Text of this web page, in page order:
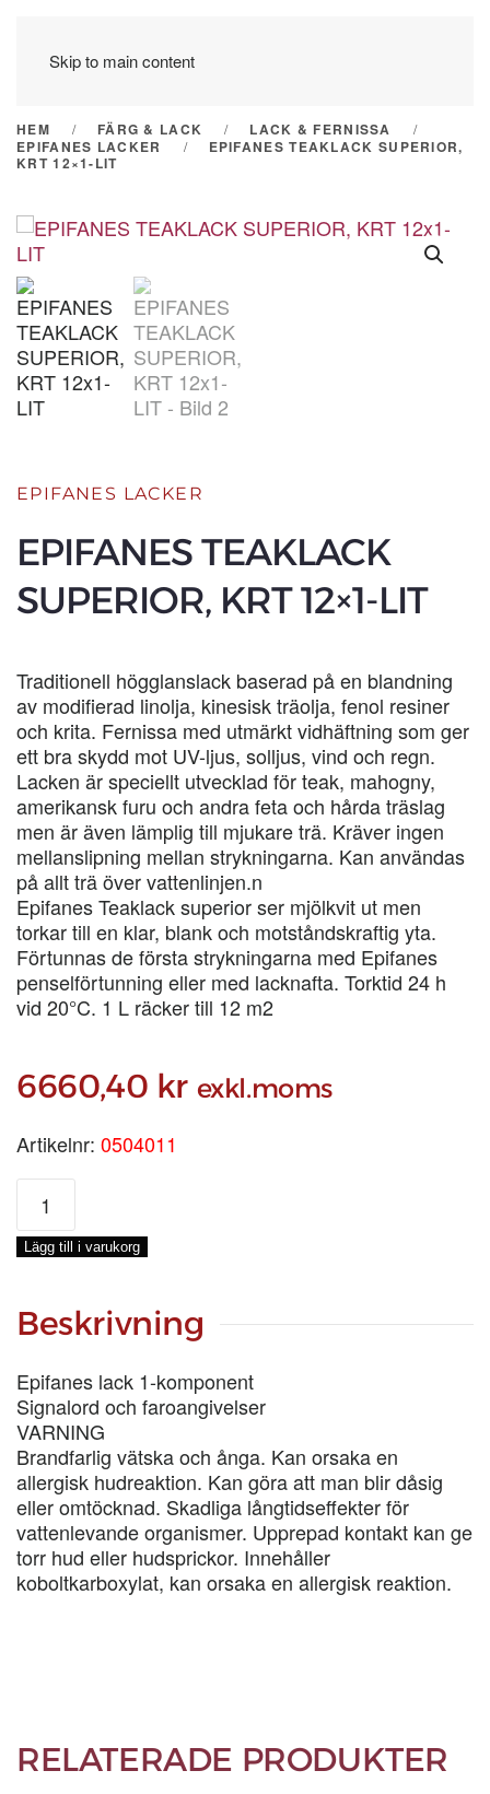
Skip to main content
HEM FÄRG & LACK
LACK & FERNISSA
EPIFANES LACKER
EPIFANES TEAKLACK SUPERIOR,
KRT 12×1-LIT
EPIFANES LACKER
EPIFANES TEAKLACK
SUPERIOR, KRT 12×1-LIT
Traditionell högglanslack baserad på en blandning
av modifierad linolja, kinesisk träolja, fenol resiner
och krita. Fernissa med utmärkt vidhäftning som ger
ett bra skydd mot UV-ljus, solljus, vind och regn.
Lacken är speciellt utvecklad för teak, mahogny,
amerikansk furu och andra feta och hårda träslag
men är även lämplig till mjukare trä. Kräver ingen
mellanslipning mellan strykningarna. Kan användas
på allt trä över vattenlinjen.n
Epifanes Teaklack superior ser mjölkvit ut men
torkar till en klar, blank och motståndskraftig yta.
Förtunnas de första strykningarna med Epifanes
penselförtunning eller med lacknafta. Torktid 24 h
vid 20°C. 1 L räcker till 12 m2
6660,40 kr exkl.moms
Artikelnr: 0504011
EPIFANES
TEAKLACK
SUPERIOR,
KRT
LIT
mängd
Lägg till i varukorg
Beskrivning
Epifanes lack 1-komponent
Signalord och faroangivelser
VARNING
Brandfarlig vätska och ånga. Kan orsaka en
allergisk hudreaktion. Kan göra att man blir dåsig
eller omtöcknad. Skadliga långtidseffekter för
vattenlevande organismer. Upprepad kontakt kan ge
torr hud eller hudsprickor. Innehåller
koboltkarboxylat, kan orsaka en allergisk reaktion.
RELATERADE PRODUKTER